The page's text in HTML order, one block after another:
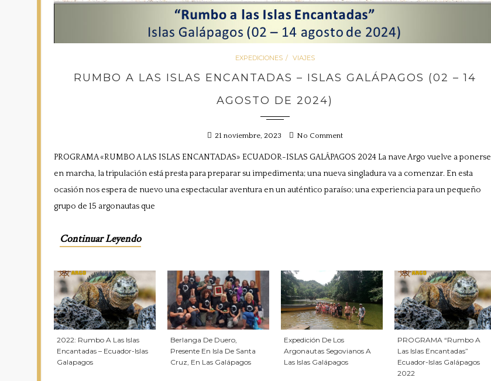
EXPEDICIONES VIAJES
RUMBO A LAS ISLAS ENCANTADAS – ISLAS GALÁPAGOS (02 – 14
AGOSTO DE 2024)
21 noviembre, 2023 No Comment
PROGRAMA «RUMBO A LAS ISLAS ENCANTADAS» ECUADOR-ISLAS GALÁPAGOS 2024 La nave Argo vuelve a ponerse
en marcha, la tripulación está presta para preparar su impedimenta; una nueva singladura va a comenzar. En esta
ocasión nos espera de nuevo una espectacular aventura en un auténtico paraíso; una experiencia para un pequeño
grupo de 15 argonautas que
Continuar Leyendo
2022: Rumbo A Las Islas
Encantadas – Ecuador-Islas
Galapagos
Berlanga De Duero,
Presente En Isla De Santa
Cruz, En Las Galápagos
Expedición De Los
Argonautas Segovianos A
Las Islas Galápagos
PROGRAMA “Rumbo A
Las Islas Encantadas”
Ecuador-Islas Galápagos
2022